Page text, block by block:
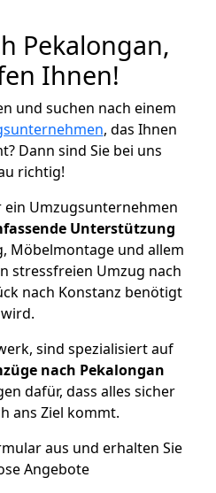
Pekalongan,
Ihnen!
und suchen nach einem
, das Ihnen
Dann sind Sie bei uns
richtig!
Umzugsunternehmen
Unterstützung
Möbelmontage und allem
stressfreien Umzug nach
nach Konstanz benötigt
wird.
sind spezialisiert auf
nach Pekalongan
dafür, dass alles sicher
ans Ziel kommt.
aus und erhalten Sie
Angebote